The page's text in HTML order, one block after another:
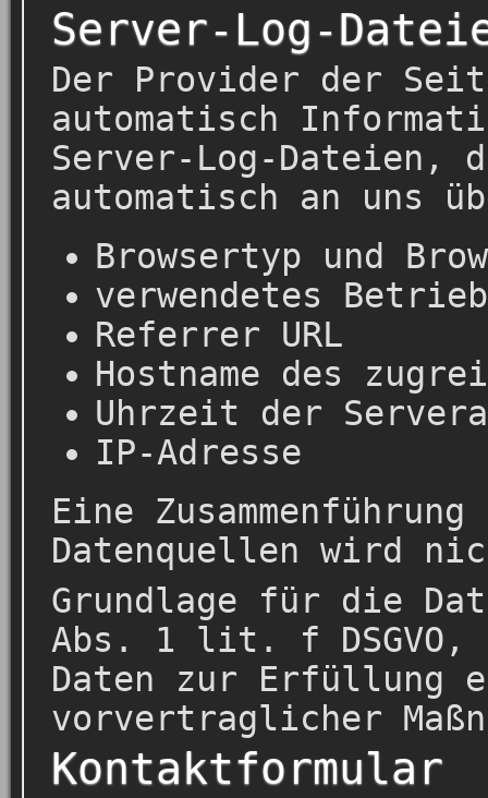
Server-Log-
Der Provider der
automatisch
Server-Log-Dateien,
automatisch an uns
Browsertyp und
verwendetes
Referrer URL
Hostname des
Uhrzeit der
IP-Adresse
Eine
Datenquellen wird
Grundlage für die
Abs. 1 lit. f DSGVO,
Daten zur Erfüllung
vorvertraglicher
Kontaktformular